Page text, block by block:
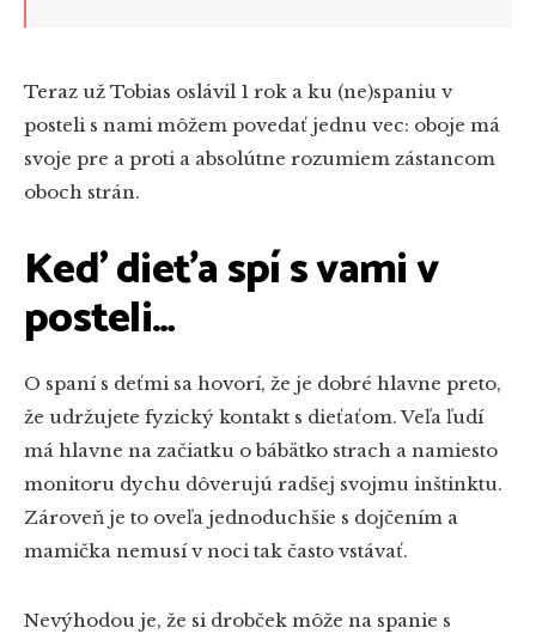
Teraz už Tobias oslávil 1 rok a ku (ne)spaniu v
posteli s nami môžem povedať jednu vec: oboje má
svoje pre a proti a absolútne rozumiem zástancom
oboch strán.
Keď dieťa spí s vami v
posteli…
O spaní s deťmi sa hovorí, že je dobré hlavne preto,
že udržujete fyzický kontakt s dieťaťom. Veľa ľudí
má hlavne na začiatku o bábätko strach a namiesto
monitoru dychu dôverujú radšej svojmu inštinktu.
Zároveň je to oveľa jednoduchšie s dojčením a
mamička nemusí v noci tak často vstávať.
Nevýhodou je, že si drobček môže na spanie s